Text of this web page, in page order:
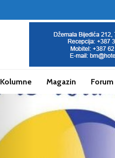
Kolumne Magazin Forum